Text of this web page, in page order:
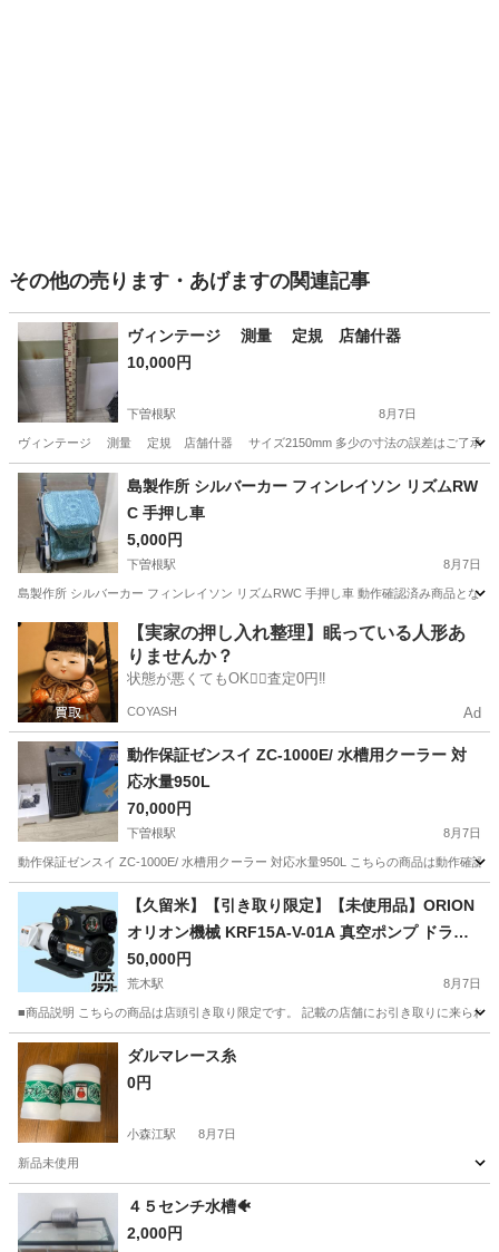
その他の売ります・あげますの関連記事
ヴィンテージ 測量 定規 店舗什器
10,000円
下曽根駅 8月7日
ヴィンテージ 測量 定規 店舗什器 サイズ2150mm 多少の寸法の誤差はご了承下さ
福岡 北九州市 下曽根駅 その他
島製作所 シルバーカー フィンレイソン リズムRW
C 手押し車
5,000円
下曽根駅 8月7日
島製作所 シルバーカー フィンレイソン リズムRWC 手押し車 動作確認済み商品とな
福岡 北九州市 下曽根駅 その他 シルバーカー
【実家の押し入れ整理】眠っている人形あ
りませんか？
状態が悪くてもOK🙆‍♀️査定0円‼️
COYASH Ad
動作保証ゼンスイ ZC-1000E/ 水槽用クーラー 対
応水量950L
70,000円
下曽根駅 8月7日
動作保証ゼンスイ ZC-1000E/ 水槽用クーラー 対応水量950L こちらの商品は動作確認
福岡 北九州市 下曽根駅 その他 水槽用クーラー
【久留米】【引き取り限定】【未使用品】ORION
オリオン機械 KRF15A-V-01A 真空ポンプ ドライ
ポンプ バキューム仕様 オイルフリー 三相200V
50,000円
荒木駅 8月7日
■商品説明 こちらの商品は店頭引き取り限定です。 記載の店舗にお引き取りに来ら
福岡 久留米市 その他
ダルマレース糸
0円
小森江駅 8月7日
新品未使用
福岡 北九州市 小森江駅 その他
４５センチ水槽🐠
2,000円